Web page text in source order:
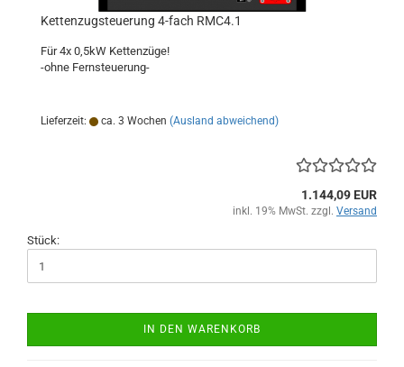
Kettenzugsteuerung 4-fach RMC4.1
Für 4x 0,5kW Kettenzüge!
-ohne Fernsteuerung-
Lieferzeit: ca. 3 Wochen (Ausland abweichend)
1.144,09 EUR
inkl. 19% MwSt. zzgl. Versand
Stück:
IN DEN WARENKORB